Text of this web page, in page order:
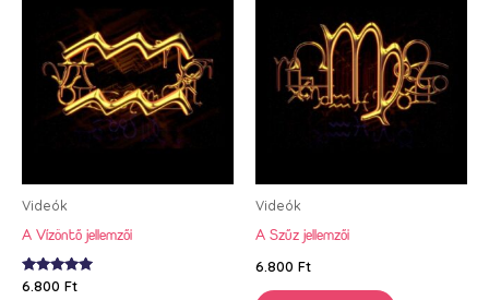
Videók
A Vízöntő jellemzői
Értékelés:
6.800 Ft
Videók
A Szűz jellemzői
6.800 Ft